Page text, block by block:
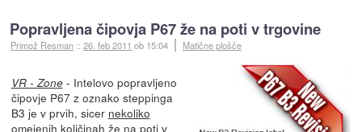
Popravljena čipovja P67 že na poti v trgovine
Primož Resman ::26. feb 2011 ob 15:04 Matične plošče
VR - Zone- Intelovo popravljeno
čipovje P67 z oznako steppinga
B3 je v prvih, sicer nekoliko
omejenih količinah že na poti v